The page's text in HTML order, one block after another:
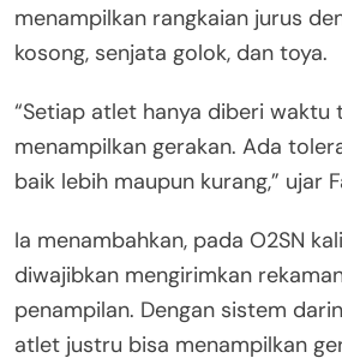
menampilkan rangkaian jurus
kosong, senjata golok, dan toya.
“Setiap atlet hanya diberi waktu
menampilkan gerakan. Ada
baik lebih maupun kurang,” ujar
Ia menambahkan, pada O2SN
diwajibkan mengirimkan
penampilan. Dengan sistem
atlet justru bisa menampilkan